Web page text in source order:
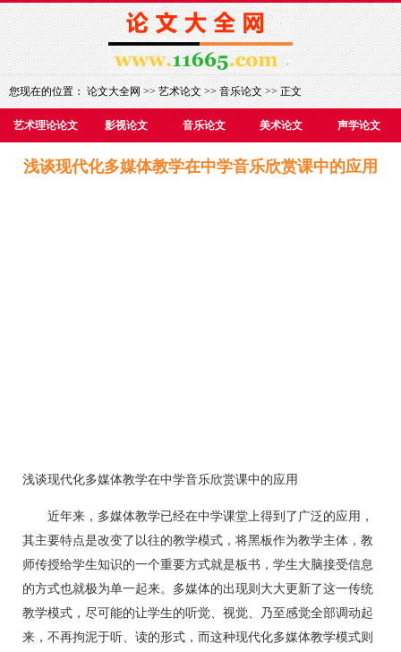
您现在的位置：论文大全网>>艺术论文>>音乐论文>> 正文
艺术理论论文 影视论文 音乐论文 美术论文 声学论文
浅谈现代化多媒体教学在中学音乐欣赏课中的应用
浅谈现代化多媒体教学在中学音乐欣赏课中的应用
近年来，多媒体教学已经在中学课堂上得到了广泛的应用，
其主要特点是改变了以往的教学模式，将黑板作为教学主体，教
师传授给学生知识的一个重要方式就是板书，学生大脑接受信息
的方式也就极为单一起来。多媒体的出现则大大更新了这一传统
教学模式，尽可能的让学生的听觉、视觉、乃至感觉全部调动起
来，不再拘泥于听、读的形式，而这种现代化多媒体教学模式则